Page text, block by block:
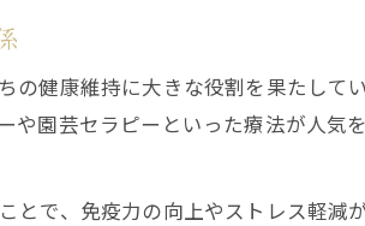
の健康維持に大きな役割を果たし
や園芸セラピーといった療法が人
とで、免疫力の向上やストレス軽